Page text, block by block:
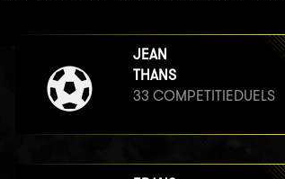
JEAN
THANS
33 COMPETITIEDUELS